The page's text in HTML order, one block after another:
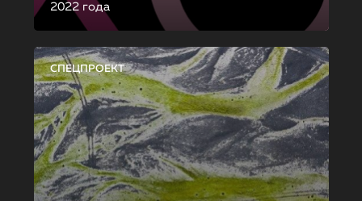
2022 года
СПЕЦПРОЕКТ